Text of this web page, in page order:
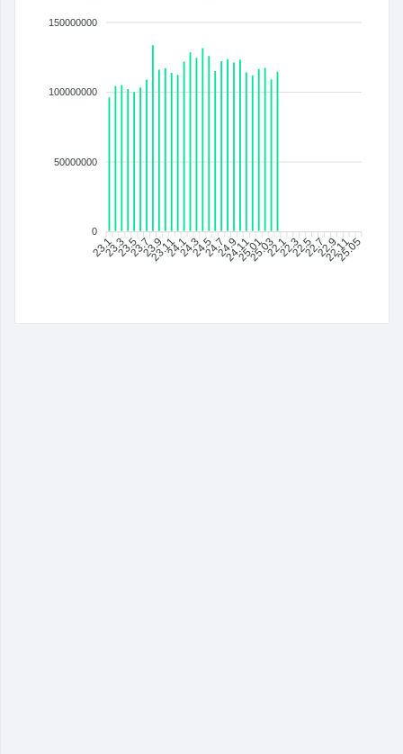
150000000
100000000
50000000
0
23.123.323.523.723.9
23.1124.124.324.524.724.9
24.11
25.01
25.0322.122.322.522.722.9
22.11
25.05